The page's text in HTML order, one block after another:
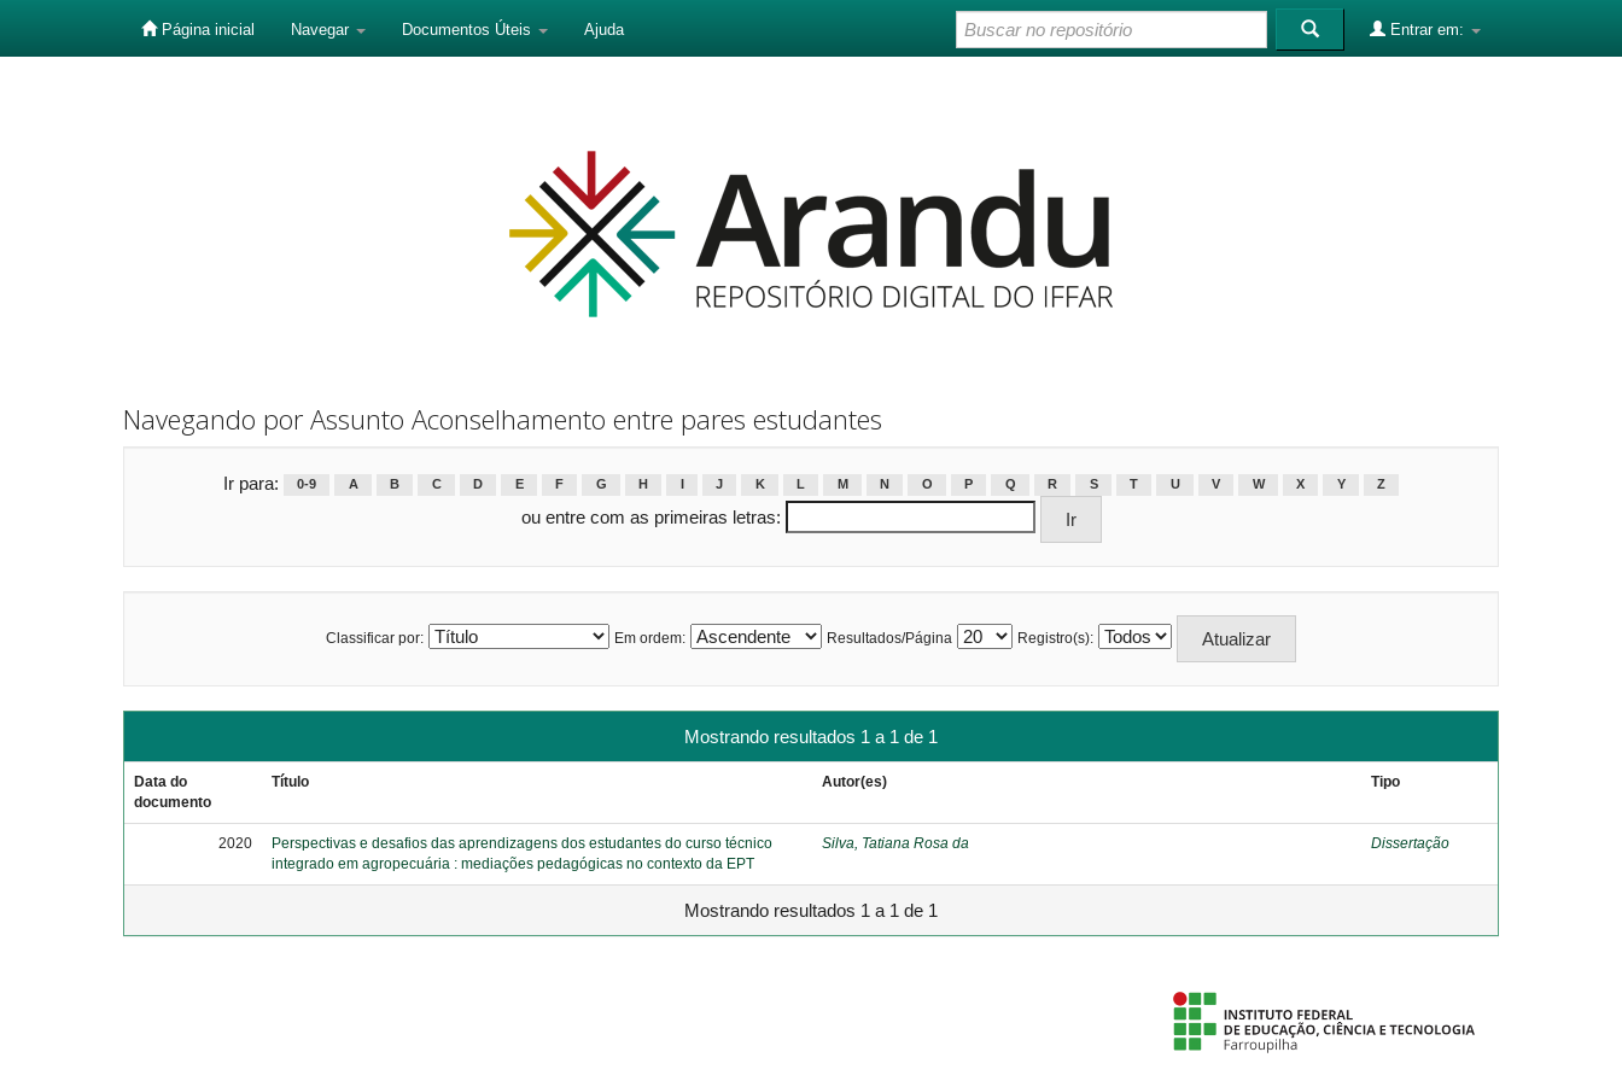
Página inicial Navegar Documentos Úteis Ajuda Entrar em:
Navegando por Assunto Aconselhamento entre pares estudantes
Ir para: 0-9 A B C D E F G H J K L M N O P Q R S T U V W X Y Z
ou entre com as primeiras letras:
Classificar por: Em ordem: Resultados/Página Registro(s):
Mostrando resultados 1 a 1 de 1
Data do
documento
Título Autor(es) Tipo
2020
Perspectivas e desafios das aprendizagens dos estudantes do curso técnico
integrado em agropecuária : mediações pedagógicas no contexto da EPT
Silva, Tatiana Rosa da Dissertação
Mostrando resultados 1 a 1 de 1